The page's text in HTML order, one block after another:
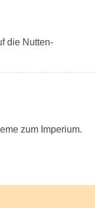
die Nutten-
zum Imperium.